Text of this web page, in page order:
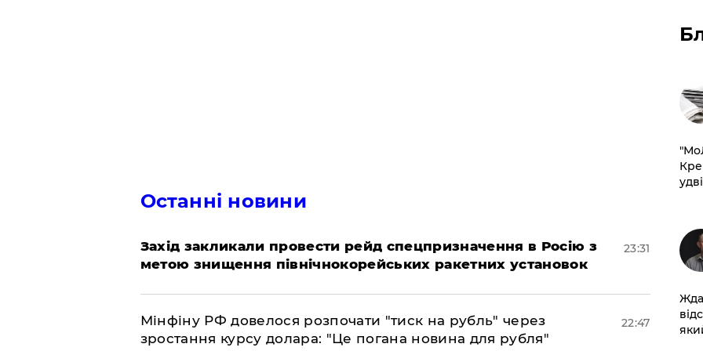
Останні новини
​Захід закликали провести рейд спецпризначення в Росію з
метою знищення північнокорейських ракетних установок
23:31
​Мінфіну РФ довелося розпочати "тиск на рубль" через
зростання курсу долара: "Це погана новина для рубля"
22:47